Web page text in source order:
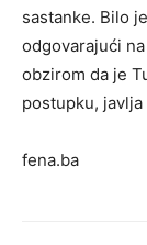
sastanke. Bilo
odgovarajući
obzirom da je
postupku, javlja
fena.ba